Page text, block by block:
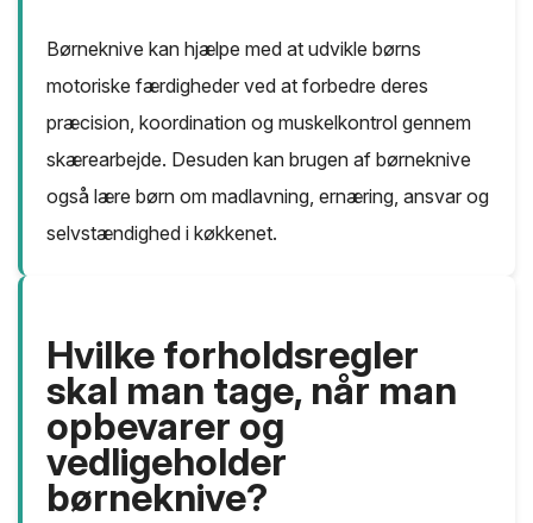
Børneknive kan hjælpe med at udvikle børns
motoriske færdigheder ved at forbedre deres
præcision, koordination og muskelkontrol gennem
skærearbejde. Desuden kan brugen af børneknive
også lære børn om madlavning, ernæring, ansvar og
selvstændighed i køkkenet.
Hvilke forholdsregler
skal man tage, når man
opbevarer og
vedligeholder
børneknive?